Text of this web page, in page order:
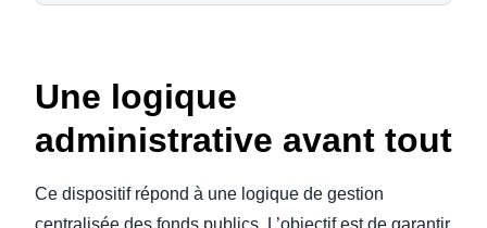
Une logique
administrative avant tout
Ce dispositif répond à une logique de gestion
centralisée des fonds publics. L’objectif est de garantir